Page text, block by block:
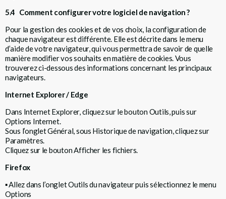
5.4 Comment configurer votre logiciel de navigation ?
Pour la gestion des cookies et de vos choix, la configuration de
chaque navigateur est différente. Elle est décrite dans le menu
d’aide de votre navigateur, qui vous permettra de savoir de quelle
manière modifier vos souhaits en matière de cookies. Vous
trouverez ci-dessous des informations concernant les principaux
navigateurs.
Internet Explorer / Edge
Dans Internet Explorer, cliquez sur le bouton Outils, puis sur
Options Internet.
Sous l’onglet Général, sous Historique de navigation, cliquez sur
Paramètres.
Cliquez sur le bouton Afficher les fichiers.
Firefox
▪Allez dans l’onglet Outils du navigateur puis sélectionnez le menu
Options